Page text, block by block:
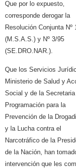
Que por lo expuesto,
corresponde derogar la
Resolución Conjunta Nº
(M.S.A.S.) y Nº 3/95
(SE.DRO.NAR.).
Que los Servicios
Ministerio de Salud y
Social y de la
Programación para la
Prevención de la
y la Lucha contra el
Narcotráfico de la
de la Nación, han
intervención que les